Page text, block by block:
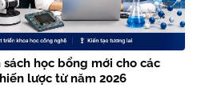
học bổng mới cho các
lược từ năm 2026